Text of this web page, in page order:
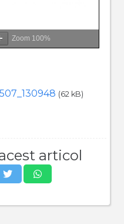
Zoom 100%
(62 kB)
articol